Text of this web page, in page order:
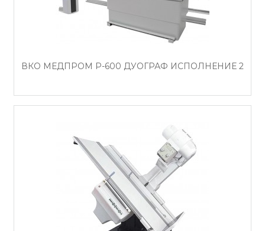
ВКО МЕДПРОМ Р-600 ДУОГРАФ ИСПОЛНЕНИЕ 2